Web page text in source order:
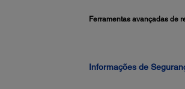
Ferramentas avançadas de
Informações de